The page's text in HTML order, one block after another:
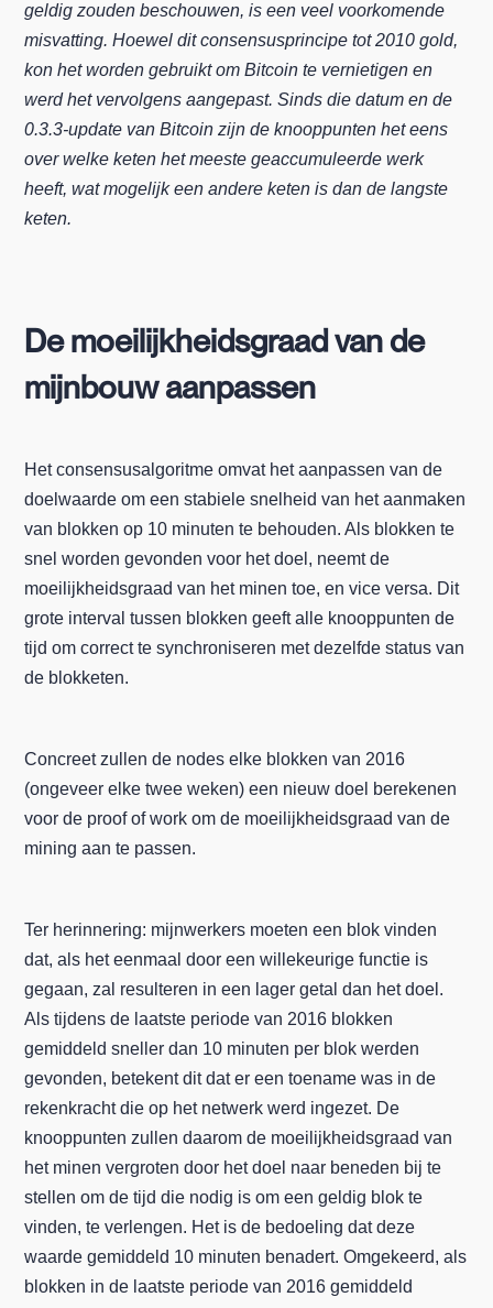
geldig zouden beschouwen, is een veel voorkomende
misvatting. Hoewel dit consensusprincipe tot 2010 gold,
kon het worden gebruikt om Bitcoin te vernietigen en
werd het vervolgens aangepast. Sinds die datum en de
0.3.3-update van Bitcoin zijn de knooppunten het eens
over welke keten het meeste geaccumuleerde werk
heeft, wat mogelijk een andere keten is dan de langste
keten.
De moeilijkheidsgraad van de
mijnbouw aanpassen
Het consensusalgoritme omvat het aanpassen van de
doelwaarde om een stabiele snelheid van het aanmaken
van blokken op 10 minuten te behouden. Als blokken te
snel worden gevonden voor het doel, neemt de
moeilijkheidsgraad van het minen toe, en vice versa. Dit
grote interval tussen blokken geeft alle knooppunten de
tijd om correct te synchroniseren met dezelfde status van
de blokketen.
Concreet zullen de nodes elke blokken van 2016
(ongeveer elke twee weken) een nieuw doel berekenen
voor de proof of work om de moeilijkheidsgraad van de
mining aan te passen.
Ter herinnering: mijnwerkers moeten een blok vinden
dat, als het eenmaal door een willekeurige functie is
gegaan, zal resulteren in een lager getal dan het doel.
Als tijdens de laatste periode van 2016 blokken
gemiddeld sneller dan 10 minuten per blok werden
gevonden, betekent dit dat er een toename was in de
rekenkracht die op het netwerk werd ingezet. De
knooppunten zullen daarom de moeilijkheidsgraad van
het minen vergroten door het doel naar beneden bij te
stellen om de tijd die nodig is om een geldig blok te
vinden, te verlengen. Het is de bedoeling dat deze
waarde gemiddeld 10 minuten benadert. Omgekeerd, als
blokken in de laatste periode van 2016 gemiddeld